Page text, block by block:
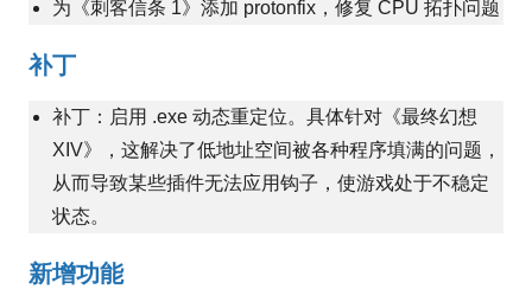
为《刺客信条 1》添加 protonfix，修复 CPU 拓扑问题
补丁
补丁：启用 .exe 动态重定位。具体针对《最终幻想
XIV》，这解决了低地址空间被各种程序填满的问题，
从而导致某些插件无法应用钩子，使游戏处于不稳定
状态。
新增功能